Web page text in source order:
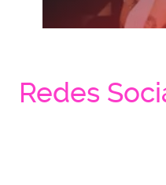
Redes